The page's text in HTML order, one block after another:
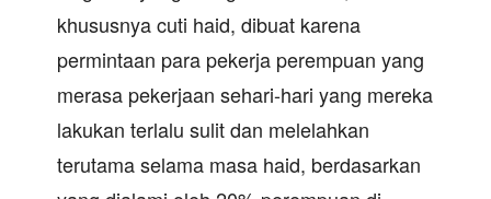
khususnya cuti haid, dibuat karena
permintaan para pekerja perempuan yang
merasa pekerjaan sehari-hari yang mereka
lakukan terlalu sulit dan melelahkan
terutama selama masa haid, berdasarkan